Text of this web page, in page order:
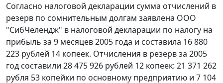
Согласно налоговой декларации сумма отчислений в
резерв по сомнительным долгам заявлена ООО
"СибЧелендж" в налоговой декларации по налогу на
прибыль за 9 месяцев 2005 года и составила 16 880
223 рублей 14 копеек. Отчисления в резерв за 2005
год составили 28 475 926 рублей 12 копеек: 21 371 262
рубля 53 копейки по основному предприятию и 7 104